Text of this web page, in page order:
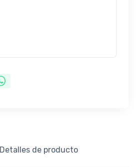
Detalles de producto